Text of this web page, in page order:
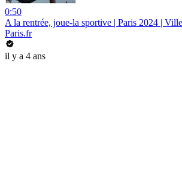
0:50
A la rentrée, joue-la sportive | Paris 2024 |
Paris.fr
il y a 4 ans